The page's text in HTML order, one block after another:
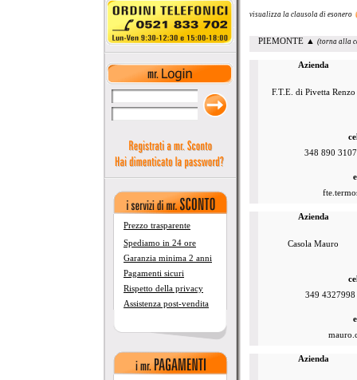
Prezzo trasparente
Spediamo in 24 ore
Garanzia minima 2 anni
Pagamenti sicuri
Rispetto della privacy
Assistenza post-vendita
visualizza la clausola di esonero
PIEMONTE ▲ (torna alla
Azienda
F.T.E. di Pivetta Renzo
348 890
Azienda
Casola Mauro
349 4327998
Azienda